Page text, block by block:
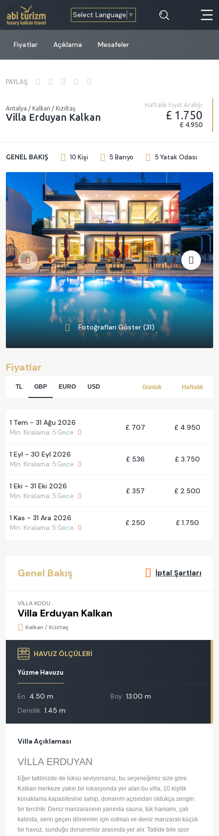
Select Language ▼
Fiyatlar Açıklama Mesafeler
PAYLAŞ
Antalya / Kalkan / Kızıltaş
Villa Erduyan Kalkan
Haftalık Fiyat Aralığı
£ 1.750
£ 4.950
GENEL BAKIŞ 10 Kişi 5 Banyo 5 Yatak Odası
Fotoğrafları Göster (31)
Fiyatlar
TL GBP EURO USD Günlük Haftalık
1 Tem - 31 Ağu 2026
Min. Kiralama: 5 Gece
£ 707 £ 4.950
1 Eyl - 30 Eyl 2026
Min. Kiralama: 5 Gece
£ 536 £ 3.750
1 Eki - 31 Eki 2026
Min. Kiralama: 5 Gece
£ 357 £ 2.500
1 Kas - 31 Ara 2026
Min. Kiralama: 5 Gece
£ 250 £ 1.750
Genel Bakış İptal Şartları
VİLLA KODU :
Villa Erduyan Kalkan
Kalkan / Kızıltaş
HAVUZ ÖLÇÜLERİ
Yüzme Havuzu
En 4.50 m Boy 13.00 m
Derinlik 1.45 m
Villa Açıklaması
VİLLA ERDUYAN
Eğer tatilinizde de lüksü seviyorsanız, bu seçeneğimiz size göre.
Kalkan merkeze yakın bir lokasyonda yer alan bu villa, 10 kişilik
konaklama kapasitesine sahip, donanım açısından oldukça zengin
bir tercihtir. Deniz manzarasının yanında sauna, tük hamamı, çatı
katında, serin geçen dönemler için ısıtmalı ve deniz manzaralı küçük
bir havuz, sunduğu donanımlar arasında yer alır. Tatilde bile spor